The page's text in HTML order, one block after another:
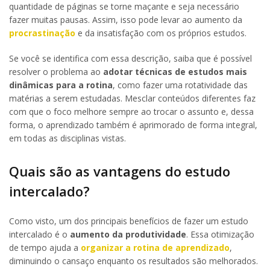
quantidade de páginas se torne maçante e seja necessário
fazer muitas pausas. Assim, isso pode levar ao aumento da
procrastinação e da insatisfação com os próprios estudos.
Se você se identifica com essa descrição, saiba que é possível
resolver o problema ao adotar técnicas de estudos mais
dinâmicas para a rotina, como fazer uma rotatividade das
matérias a serem estudadas. Mesclar conteúdos diferentes faz
com que o foco melhore sempre ao trocar o assunto e, dessa
forma, o aprendizado também é aprimorado de forma integral,
em todas as disciplinas vistas.
Quais são as vantagens do estudo
intercalado?
Como visto, um dos principais benefícios de fazer um estudo
intercalado é o aumento da produtividade. Essa otimização
de tempo ajuda a organizar a rotina de aprendizado,
diminuindo o cansaço enquanto os resultados são melhorados.